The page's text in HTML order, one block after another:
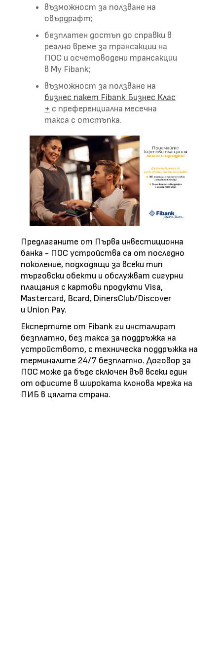
възможност за ползване на
овърдрафт;
безплатен достъп до справки в
реално време за трансакции на
ПОС и осчетоводени трансакции
в My Fibank;
възможност за ползване на
бизнес пакет Fibank Бизнес Клас
+ с преференциална месечна
такса с отстъпка.
Предлаганите от Първа инвестиционна
банка - ПОС устройства са от последно
поколение, подходящи за всеки тип
търговски обекти и обслужват сигурни
плащания с картови продукти Visa,
Mastercard, Bcard, DinersClub/Discover
и Union Pay.
Експертите от Fibank ги инсталират
безплатно, без такса за поддръжка на
устройството, с техническа поддръжка на
терминалите 24/7 безплатно. Договор за
ПОС може да бъде сключен във всеки един
от офисите в широката клонова мрежа на
ПИБ в цялата страна.